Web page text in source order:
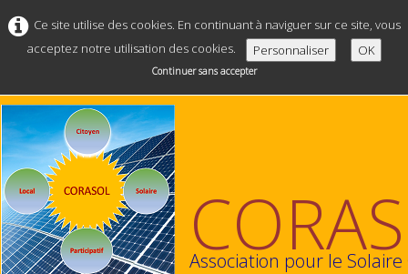
Ce site utilise des cookies. En continuant à naviguer sur ce site, vous
acceptez notre utilisation des cookies.
Personnaliser OK
Continuer sans accepter
Association pour le Solaire